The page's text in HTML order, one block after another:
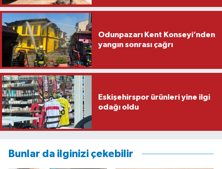
Odunpazarı Kent Konseyi’nden
yangın sonrası çağrı
Eskişehirspor ürünleri yine ilgi
odağı oldu
Bunlar da ilginizi çekebilir